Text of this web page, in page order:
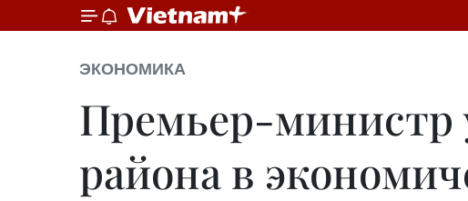
ЭКОНОМИКА
Премьер-министр
района в